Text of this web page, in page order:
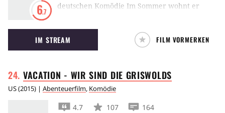
6.7
deutschen Komödie Im Sommer wohnt er
Brüder im Ferienhaus ihrer Eltern
miteinander arrangieren.
IM STREAM FILM VORMERKEN
VACATION - WIR SIND DIE GRISWOLDS
US(2015) | Abenteuerfilm, Komödie
4.7 107
164